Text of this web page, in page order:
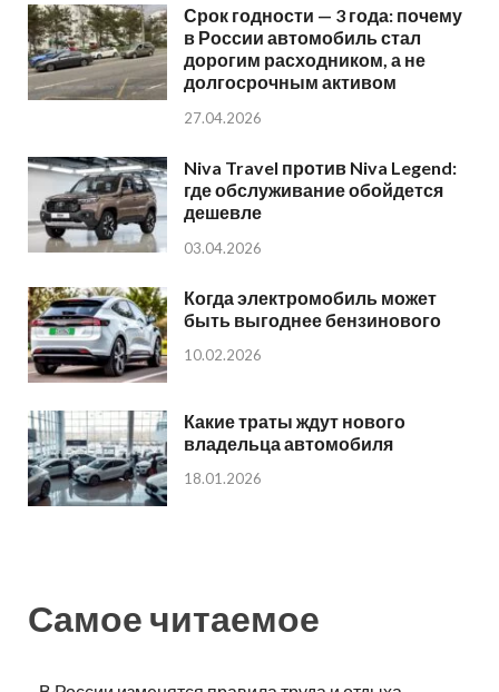
Срок годности — 3 года: почему
в России автомобиль стал
дорогим расходником, а не
долгосрочным активом
27.04.2026
Niva Travel против Niva Legend:
где обслуживание обойдется
дешевле
03.04.2026
Когда электромобиль может
быть выгоднее бензинового
10.02.2026
Какие траты ждут нового
владельца автомобиля
18.01.2026
Самое читаемое